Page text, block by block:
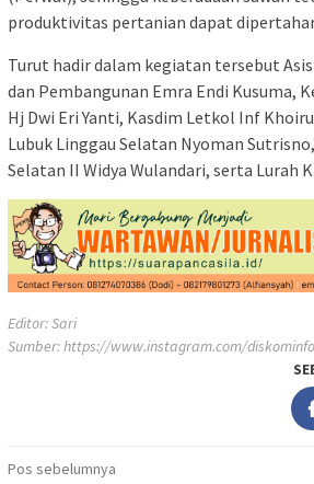
produktivitas pertanian dapat
Turut hadir dalam kegiatan tersebut
dan Pembangunan Emra Endi Kusuma,
Hj Dwi Eri Yanti, Kasdim Letkol Inf
Lubuk Linggau Selatan Nyoman
Selatan II Widya Wulandari, serta Lurah
Editor: Sari
Sumber:https://www.instagram.com/
Navigasi
Pos sebelumnya